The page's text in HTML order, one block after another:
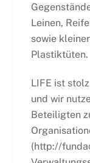
Leinen,
sowie
Plastiktüten.
LIFE ist
und wir
Beteiligten
(http://